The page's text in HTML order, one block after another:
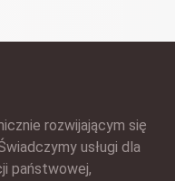
rozwijającym się
usługi dla
państwowej,